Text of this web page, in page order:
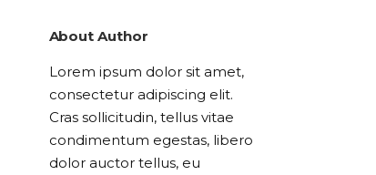
Lists
Title & Subtitle
About Author
Lorem ipsum dolor sit amet,
consectetur adipiscing elit.
Cras sollicitudin, tellus vitae
condimentum egestas, libero
dolor auctor tellus, eu